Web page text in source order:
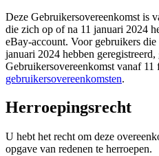
Deze Gebruikersovereenkomst is
die zich op of na 11 januari 2024
eBay-account. Voor gebruikers die
januari 2024 hebben geregistreerd,
Gebruikersovereenkomst vanaf
gebruikersovereenkomsten.
Herroepingsrecht
U hebt het recht om deze
opgave van redenen te herroepen.